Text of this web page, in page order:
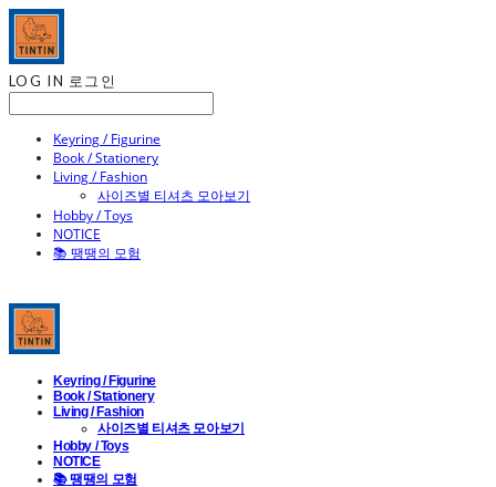
LOG IN 로그인
Keyring / Figurine
Book / Stationery
Living / Fashion
사이즈별 티셔츠 모아보기
Hobby / Toys
NOTICE
📚 땡땡의 모험
Keyring / Figurine
Book / Stationery
Living / Fashion
사이즈별 티셔츠 모아보기
Hobby / Toys
NOTICE
📚 땡땡의 모험